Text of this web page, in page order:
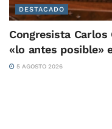
DESTACADO
Congresista
«lo antes posible»
5 AGOSTO 2026